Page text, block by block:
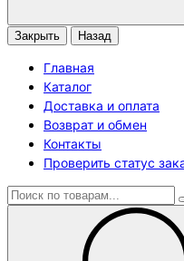
Закрыть Назад
Главная
Каталог
Доставка и оплата
Возврат и обмен
Контакты
Проверить статус